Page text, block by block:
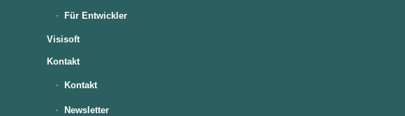
Für Entwickler
Visisoft
Kontakt
Kontakt
Newsletter